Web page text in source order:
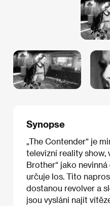
Synopse
„The Contender“ je
televizní reality show,
Brother“ jako
určuje los. Tito
dostanou revolver a
jsou vysláni najít